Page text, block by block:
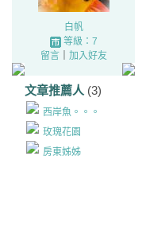
白帆
等級：7
留言｜ 加入好友
文章推薦人 (3)
西岸魚。。。
玫瑰花園
房東姊姊